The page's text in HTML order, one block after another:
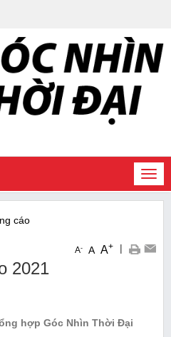
cáo
A- A A+ |
2021
hợp Góc Nhìn Thời Đại